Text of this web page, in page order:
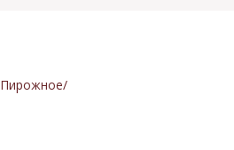
Пирожное/